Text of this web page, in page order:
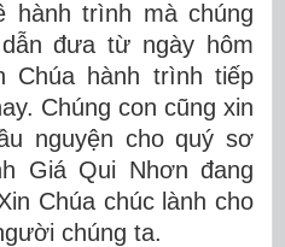
hành trình mà chúng
đưa từ ngày hôm
Chúa hành trình tiếp
Chúng con cũng xin
nguyện cho quý sơ
Giá Qui Nhơn đang
Chúa chúc lành cho
chúng ta.